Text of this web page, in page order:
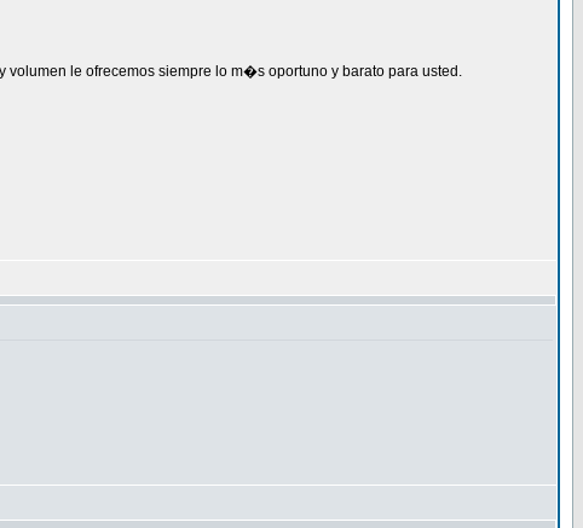
le ofrecemos siempre lo m�s oportuno y barato para usted.